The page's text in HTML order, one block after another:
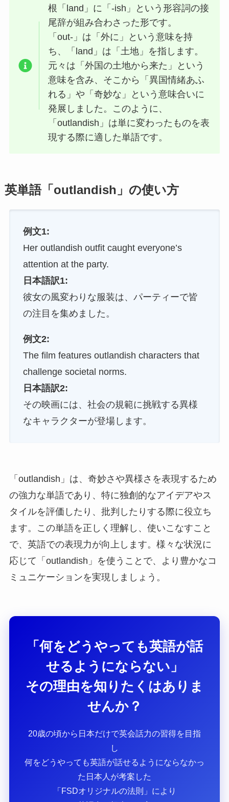
根「land」に「-ish」という形容詞の接
尾辞が組み合わさった形です。
「out-」は「外に」という意味を持
ち、「land」は「土地」を指します。
元々は「外国の土地から来た」という
意味を含み、そこから「異国情緒あふ
れる」や「奇妙な」という意味合いに
発展しました。このように、
「outlandish」は単に変わったものを表
現する際に適した単語です。
英単語「outlandish」の使い方
例文1:
Her outlandish outfit caught everyone’s
attention at the party.
日本語訳1:
彼女の風変わりな服装は、パーティーで皆
の注目を集めました。
例文2:
The film features outlandish characters that
challenge societal norms.
日本語訳2:
その映画には、社会の規範に挑戦する異様
なキャラクターが登場します。
「outlandish」は、奇妙さや異様さを表現するため
の強力な単語であり、特に独創的なアイデアやス
タイルを評価したり、批判したりする際に役立ち
ます。この単語を正しく理解し、使いこなすこと
で、英語での表現力が向上します。様々な状況に
応じて「outlandish」を使うことで、より豊かなコ
ミュニケーションを実現しましょう。
「何をどうやっても英語が話
せるようにならない」
その理由を知りたくはありま
せんか？
20歳の頃から日本だけで英会話力の習得を目指
し
何をどうやっても英語が話せるようにならなかっ
た日本人が考案した
「FSDオリジナルの法則」により